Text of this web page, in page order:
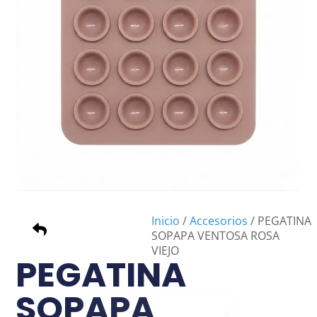
Inicio /Accesorios / PEGATINA
SOPAPA VENTOSA ROSA
VIEJO
PEGATINA